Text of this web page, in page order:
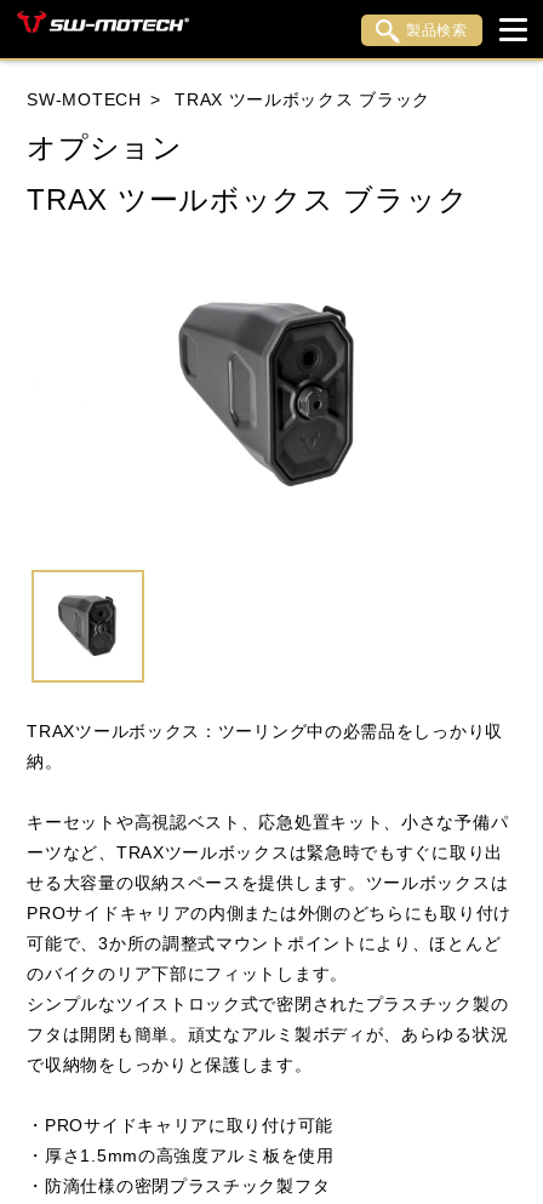
製品検索
YAMAHA SUZUKI
HARLEY DAVIDSON
INDIAN KTM
MOTO MORINI
ROYAL ENFIELD
SW-MOTECH TRAX ツールボックス ブラック
オプション
TRAX ツールボックス ブラック
TRAXツールボックス：ツーリング中の必需品をしっかり収
納。
キーセットや高視認ベスト、応急処置キット、小さな予備パ
ーツなど、TRAXツールボックスは緊急時でもすぐに取り出
せる大容量の収納スペースを提供します。ツールボックスは
PROサイドキャリアの内側または外側のどちらにも取り付け
可能で、3か所の調整式マウントポイントにより、ほとんど
のバイクのリア下部にフィットします。
シンプルなツイストロック式で密閉されたプラスチック製の
フタは開閉も簡単。頑丈なアルミ製ボディが、あらゆる状況
で収納物をしっかりと保護します。
・PROサイドキャリアに取り付け可能
・厚さ1.5mmの高強度アルミ板を使用
・防滴仕様の密閉プラスチック製フタ